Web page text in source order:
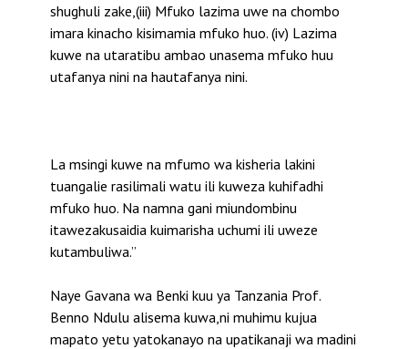
shughuli zake,(iii) Mfuko lazima uwe na chombo
imara kinacho kisimamia mfuko huo. (iv) Lazima
kuwe na utaratibu ambao unasema mfuko huu
utafanya nini na hautafanya nini.
La msingi kuwe na mfumo wa kisheria lakini
tuangalie rasilimali watu ili kuweza kuhifadhi
mfuko huo. Na namna gani miundombinu
itawezakusaidia kuimarisha uchumi ili uweze
kutambuliwa.”
Naye Gavana wa Benki kuu ya Tanzania Prof.
Benno Ndulu alisema kuwa,ni muhimu kujua
mapato yetu yatokanayo na upatikanaji wa madini